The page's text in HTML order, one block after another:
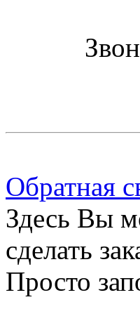
Обратная
Здесь Вы
сделать
Просто